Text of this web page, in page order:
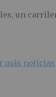
un
más